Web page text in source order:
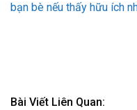
bạn bè nếu thấy hữu ích
Bài Viết Liên Quan: